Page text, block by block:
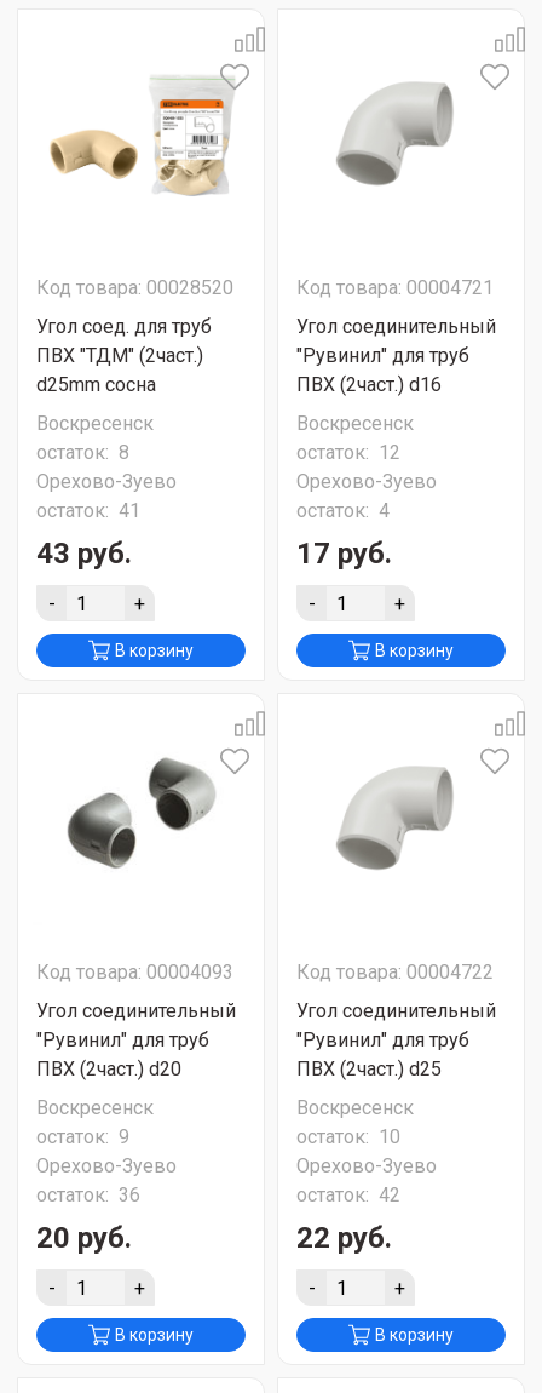
Код товара: 00028520
Угол соед. для труб
ПВХ "ТДМ" (2част.)
d25mm сосна
Воскресенск
остаток: 8
Орехово-Зуево
остаток: 41
43 руб.
- +
В корзину
Код товара: 00004721
Угол соединительный
"Рувинил" для труб
ПВХ (2част.) d16
Воскресенск
остаток: 12
Орехово-Зуево
остаток: 4
17 руб.
- +
В корзину
Код товара: 00004093
Угол соединительный
"Рувинил" для труб
ПВХ (2част.) d20
Воскресенск
остаток: 9
Орехово-Зуево
остаток: 36
20 руб.
- +
В корзину
Код товара: 00004722
Угол соединительный
"Рувинил" для труб
ПВХ (2част.) d25
Воскресенск
остаток: 10
Орехово-Зуево
остаток: 42
22 руб.
- +
В корзину